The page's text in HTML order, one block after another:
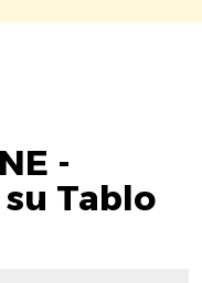
-
Tablo